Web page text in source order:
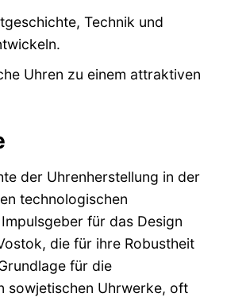
Technik und
Uhren zu einem attraktiven
der Uhrenherstellung in der
technologischen
für das Design
die für ihre Robustheit
für die
sowjetischen Uhrwerke, oft